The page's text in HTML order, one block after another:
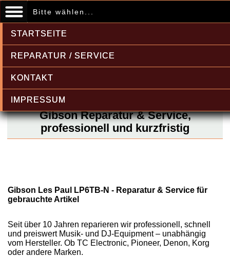
Bitte wählen...
STARTSEITE
REPARATUR / SERVICE
KONTAKT
IMPRESSUM
Gibson Reparatur & Service,
professionell und kurzfristig
Gibson Les Paul LP6TB-N - Reparatur & Service für
gebrauchte Artikel
Seit über 10 Jahren reparieren wir professionell, schnell
und preiswert Musik- und DJ-Equipment – unabhängig
vom Hersteller. Ob TC Electronic, Pioneer, Denon, Korg
oder andere Marken.